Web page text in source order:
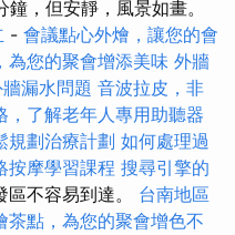
，但安靜，風景如畫。
- 會議點心外燴，讓您的會
為您的聚會增添美味 外牆
漏水問題 音波拉皮，非
，了解老年人專用助聽器
規劃治療計劃 如何處理過
按摩學習課程 搜尋引擎的
不容易到達。 台南地區
茶點，為您的聚會增色不